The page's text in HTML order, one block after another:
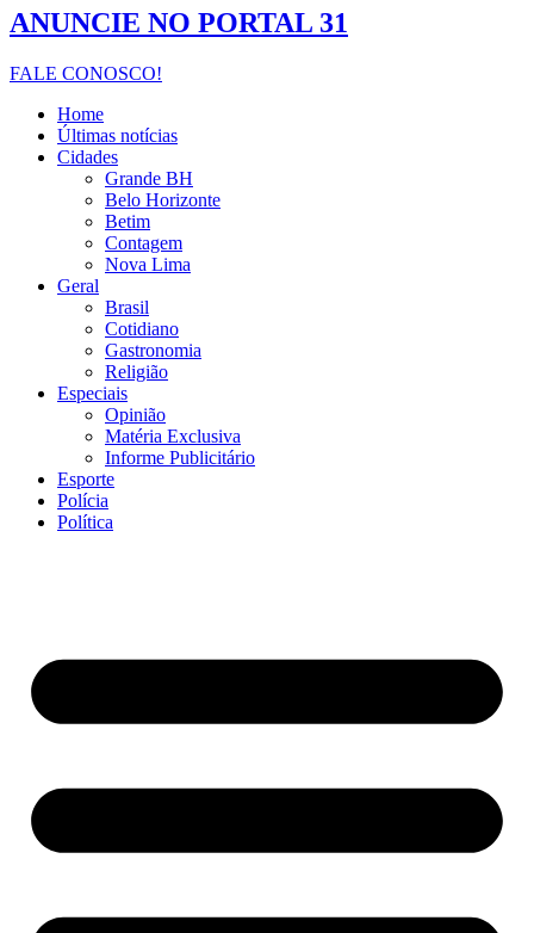
ANUNCIE NO PORTAL 31
FALE CONOSCO!
Home
Últimas notícias
Cidades
Grande BH
Belo Horizonte
Betim
Contagem
Nova Lima
Geral
Brasil
Cotidiano
Gastronomia
Religião
Especiais
Opinião
Matéria Exclusiva
Informe Publicitário
Esporte
Polícia
Política